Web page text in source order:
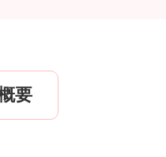
要